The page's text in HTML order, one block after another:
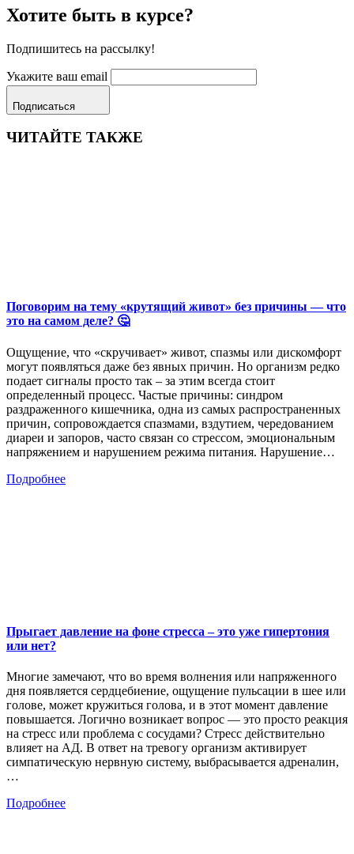
Хотите быть в курсе?
Подпишитесь на рассылку!
Укажите ваш email
Подписаться
ЧИТАЙТЕ ТАКЖЕ
Поговорим на тему «крутящий живот» без причины — что
это на самом деле? 🤔
Ощущение, что «скручивает» живот, спазмы или дискомфорт
могут появляться даже без явных причин. Но организм редко
подает сигналы просто так – за этим всегда стоит
определенный процесс. Частые причины: синдром
раздраженного кишечника, одна из самых распространенных
причин, сопровождается спазмами, вздутием, чередованием
диареи и запоров, часто связан со стрессом, эмоциональным
напряжением и нарушением режима питания. Нарушение…
Подробнее
Прыгает давление на фоне стресса – это уже гипертония
или нет?
Многие замечают, что во время волнения или напряженного
дня появляется сердцебиение, ощущение пульсации в шее или
голове, может кружиться голова, и в этот момент давление
повышается. Логично возникает вопрос — это просто реакция
на стресс или проблема с сосудами? Стресс действительно
влияет на АД. В ответ на тревогу организм активирует
симпатическую нервную систему, выбрасывается адреналин,
…
Подробнее